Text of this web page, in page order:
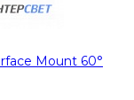
Mount 60°